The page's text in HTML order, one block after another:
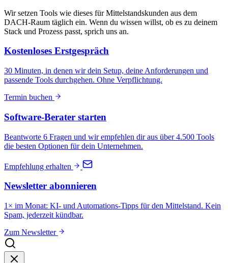
Wir setzen Tools wie dieses für Mittelstandskunden aus dem
DACH-Raum täglich ein. Wenn du wissen willst, ob es zu deinem
Stack und Prozess passt, sprich uns an.
Kostenloses Erstgespräch
30 Minuten, in denen wir dein Setup, deine Anforderungen und
passende Tools durchgehen. Ohne Verpflichtung.
Termin buchen
Software-Berater starten
Beantworte 6 Fragen und wir empfehlen dir aus über 4.500 Tools
die besten Optionen für dein Unternehmen.
Empfehlung erhalten
Newsletter abonnieren
1× im Monat: KI- und Automations-Tipps für den Mittelstand. Kein
Spam, jederzeit kündbar.
Zum Newsletter